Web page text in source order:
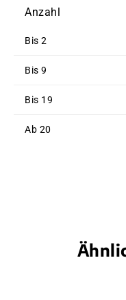
Anzahl
Bis 2
Bis 9
Bis 19
Ab 20